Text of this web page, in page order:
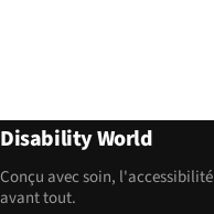
Disability World
Conçu avec soin, l'accessibilité
avant tout.